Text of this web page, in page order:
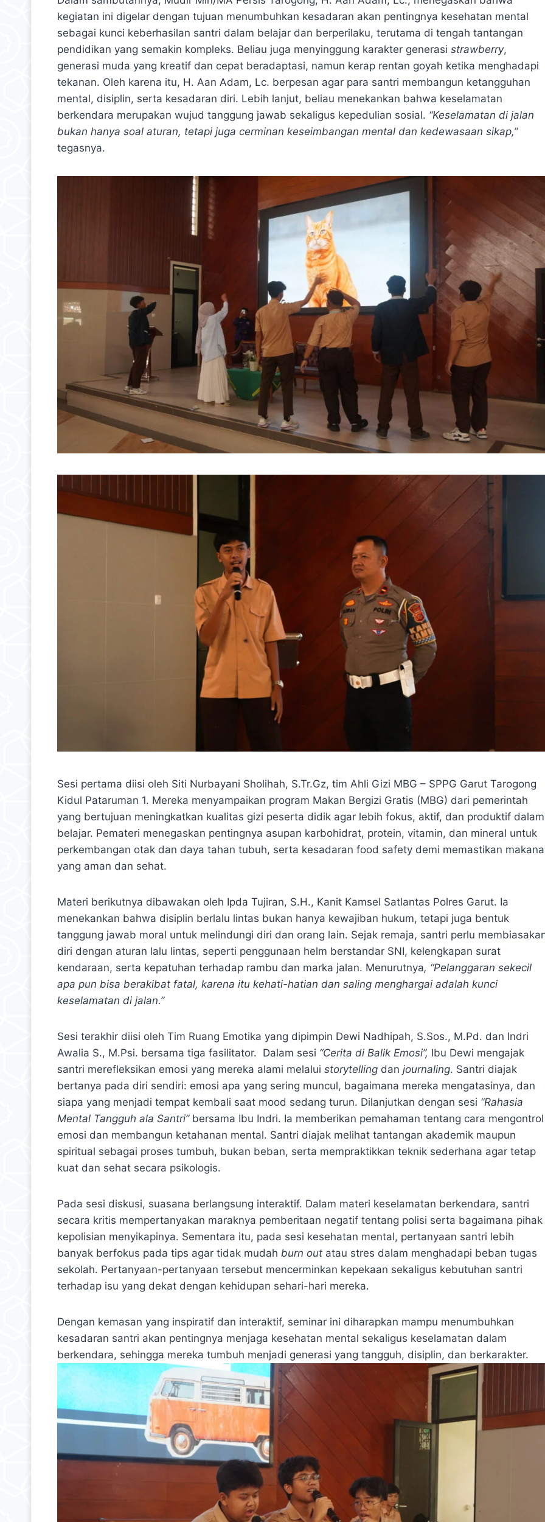
kegiatan ini digelar dengan tujuan menumbuhkan kesadaran akan pentingnya kesehatan mental
sebagai kunci keberhasilan santri dalam belajar dan berperilaku, terutama di tengah tantangan
pendidikan yang semakin kompleks. Beliau juga menyinggung karakter generasi strawberry,
generasi muda yang kreatif dan cepat beradaptasi, namun kerap rentan goyah ketika menghadapi
tekanan. Oleh karena itu, H. Aan Adam, Lc. berpesan agar para santri membangun ketangguhan
mental, disiplin, serta kesadaran diri. Lebih lanjut, beliau menekankan bahwa keselamatan
berkendara merupakan wujud tanggung jawab sekaligus kepedulian sosial. “Keselamatan di jalan
bukan hanya soal aturan, tetapi juga cerminan keseimbangan mental dan kedewasaan sikap,”
tegasnya.
Sesi pertama diisi oleh Siti Nurbayani Sholihah, S.Tr.Gz, tim Ahli Gizi MBG – SPPG Garut Tarogong
Kidul Pataruman 1. Mereka menyampaikan program Makan Bergizi Gratis (MBG) dari pemerintah
yang bertujuan meningkatkan kualitas gizi peserta didik agar lebih fokus, aktif, dan produktif dalam
belajar. Pemateri menegaskan pentingnya asupan karbohidrat, protein, vitamin, dan mineral untuk
perkembangan otak dan daya tahan tubuh, serta kesadaran food safety demi memastikan
yang aman dan sehat.
Materi berikutnya dibawakan oleh Ipda Tujiran, S.H., Kanit Kamsel Satlantas Polres Garut. Ia
menekankan bahwa disiplin berlalu lintas bukan hanya kewajiban hukum, tetapi juga bentuk
tanggung jawab moral untuk melindungi diri dan orang lain. Sejak remaja, santri perlu
diri dengan aturan lalu lintas, seperti penggunaan helm berstandar SNI, kelengkapan surat
kendaraan, serta kepatuhan terhadap rambu dan marka jalan. Menurutnya, “Pelanggaran sekecil
apa pun bisa berakibat fatal, karena itu kehati-hatian dan saling menghargai adalah kunci
keselamatan di jalan.”
Sesi terakhir diisi oleh Tim Ruang Emotika yang dipimpin Dewi Nadhipah, S.Sos., M.Pd. dan Indri
Awalia S., M.Psi. bersama tiga fasilitator. Dalam sesi “Cerita di Balik Emosi”, Ibu Dewi mengajak
santri merefleksikan emosi yang mereka alami melalui storytellingdan journaling. Santri diajak
bertanya pada diri sendiri: emosi apa yang sering muncul, bagaimana mereka mengatasinya, dan
siapa yang menjadi tempat kembali saat mood sedang turun. Dilanjutkan dengan sesi “Rahasia
Mental Tangguh ala Santri”bersama Ibu Indri. Ia memberikan pemahaman tentang cara mengontrol
emosi dan membangun ketahanan mental. Santri diajak melihat tantangan akademik maupun
spiritual sebagai proses tumbuh, bukan beban, serta mempraktikkan teknik sederhana agar tetap
kuat dan sehat secara psikologis.
Pada sesi diskusi, suasana berlangsung interaktif. Dalam materi keselamatan berkendara, santri
secara kritis mempertanyakan maraknya pemberitaan negatif tentang polisi serta bagaimana pihak
kepolisian menyikapinya. Sementara itu, pada sesi kesehatan mental, pertanyaan santri lebih
banyak berfokus pada tips agar tidak mudah burn outatau stres dalam menghadapi beban tugas
sekolah. Pertanyaan-pertanyaan tersebut mencerminkan kepekaan sekaligus kebutuhan santri
terhadap isu yang dekat dengan kehidupan sehari-hari mereka.
Dengan kemasan yang inspiratif dan interaktif, seminar ini diharapkan mampu menumbuhkan
kesadaran santri akan pentingnya menjaga kesehatan mental sekaligus keselamatan dalam
berkendara, sehingga mereka tumbuh menjadi generasi yang tangguh, disiplin, dan berkarakter.